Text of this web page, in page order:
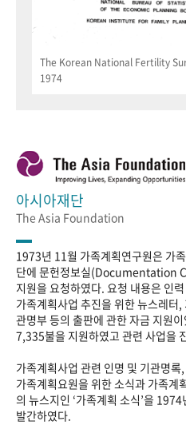
The Korean National Fertility
1974
아시아재단
The Asia Foundation
1973년 11월 가족계획연구원은 가
단에 문헌정보실(Documentation
지원을 요청하였다. 요청 내용은 인
가족계획사업 추진을 위한 뉴스레터
관명부 등의 출판에 관한 자금 지원
7,335불을 지원하였고 관련 사업을
가족계획사업 관련 인명 및 기관명
가족계획요원을 위한 소식과 가족계
의 뉴스지인 ‘가족계획 소식’을
발간하였다.